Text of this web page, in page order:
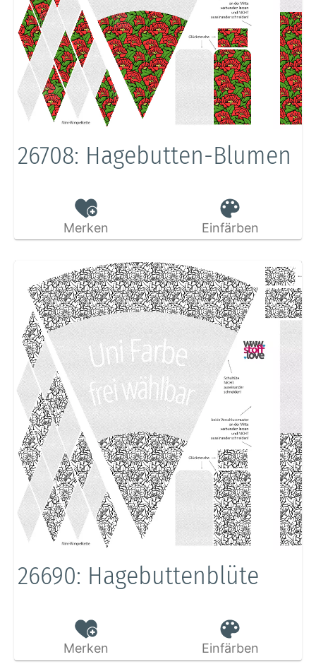
26708: Hagebutten-Blumen
Merken Einfärben
26690: Hagebuttenblüte
Merken Einfärben